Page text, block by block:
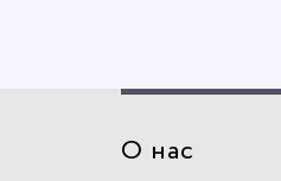
О нас